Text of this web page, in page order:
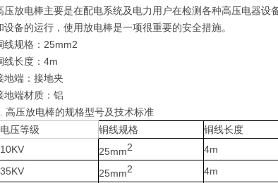
压放电棒主要是在配电系统及电力用户在检测各种高压电器
设备的运行，使用放电棒是一项很重要的安全措施。
线规格：25mm2
线长度：4m
地端：接地夹
地端材质：铝
高压放电棒的规格型号及技术标准
电压等级
铜线规格 铜线长度
10KV
25mm2 4m
35KV
25mm2 4m